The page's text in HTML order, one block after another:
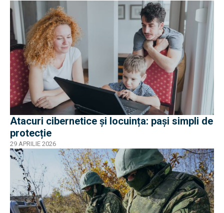
Atacuri cibernetice și locuința: pași simpli de
protecție
29 APRILIE 2026